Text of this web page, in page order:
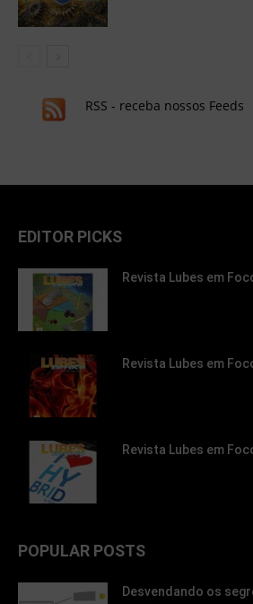
RSS - receba nossos Feeds
EDITOR PICKS
Revista Lubes em
Revista Lubes em
Revista Lubes em
POPULAR POSTS
Desvendando os